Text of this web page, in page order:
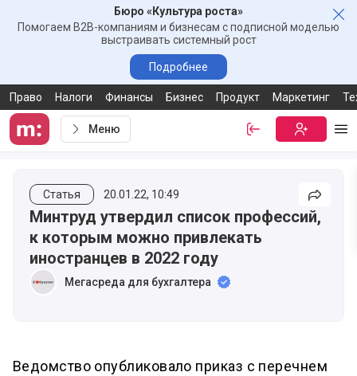
Бюро «Культура роста»
Помогаем B2B-компаниям и бизнесам с подписной моделью
выстраивать системный рост
Подробнее
Право Налоги Финансы Бизнес Продукт Маркетинг
Меню Войти
Статья 20.01.22, 10:49
Минтруд утвердил список профессий,
к которым можно привлекать
иностранцев в 2022 году
Мегасреда для бухгалтера
Ведомство опубликовало приказ с перечнем